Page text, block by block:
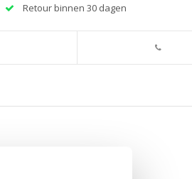
Retour binnen 30 dagen